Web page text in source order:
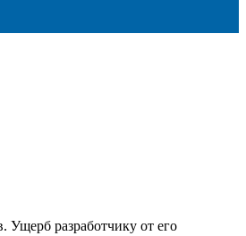
Ущерб разработчику от его